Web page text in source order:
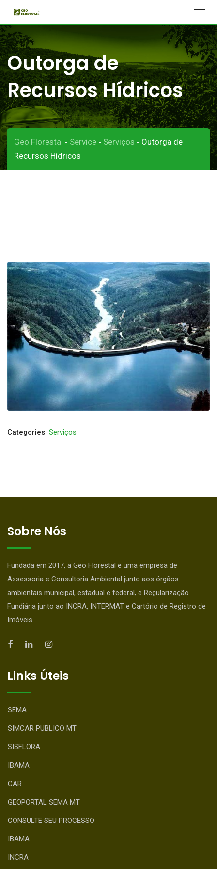
content
Outorga de
Recursos Hídricos
Geo Florestal - Service - Serviços - Outorga de
Recursos Hídricos
Categories: Serviços
Sobre Nós
Fundada em 2017, a Geo Florestal é uma empresa de
Assessoria e Consultoria Ambiental junto aos órgãos
ambientais municipal, estadual e federal, e Regularização
Fundiária junto ao INCRA, INTERMAT e Cartório de Registro de
Imóveis
Links Úteis
SEMA
SIMCAR PUBLICO MT
SISFLORA
IBAMA
CAR
GEOPORTAL SEMA MT
CONSULTE SEU PROCESSO
IBAMA
INCRA